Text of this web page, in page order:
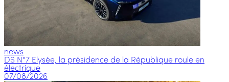
news
DS N°7 Elysée, la présidence de la République roule en
électrique
07/08/2026